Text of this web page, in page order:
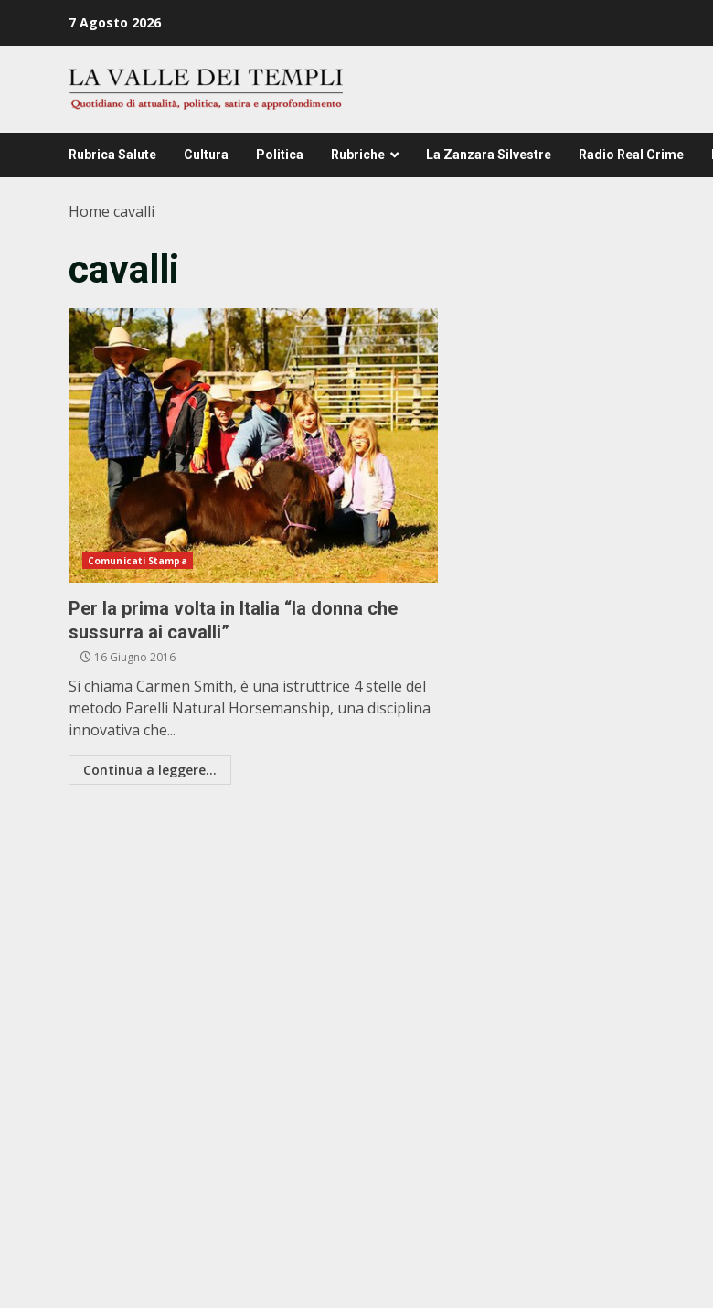
7 Agosto 2026
Rubrica Salute Cultura Politica Rubriche La Zanzara Silvestre Radio Real Crime
Home cavalli
cavalli
Comunicati Stampa
Per la prima volta in Italia “la donna che
sussurra ai cavalli”
16 Giugno 2016
Si chiama Carmen Smith, è una istruttrice 4 stelle del
metodo Parelli Natural Horsemanship, una disciplina
innovativa che...
Continua a leggere...